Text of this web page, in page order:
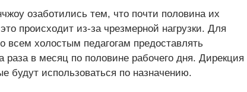
озаботились тем, что почти половина их
происходит из-за чрезмерной нагрузки. Для
холостым педагогам предоставлять
в месяц по половине рабочего дня. Дирекция
будут использоваться по назначению.